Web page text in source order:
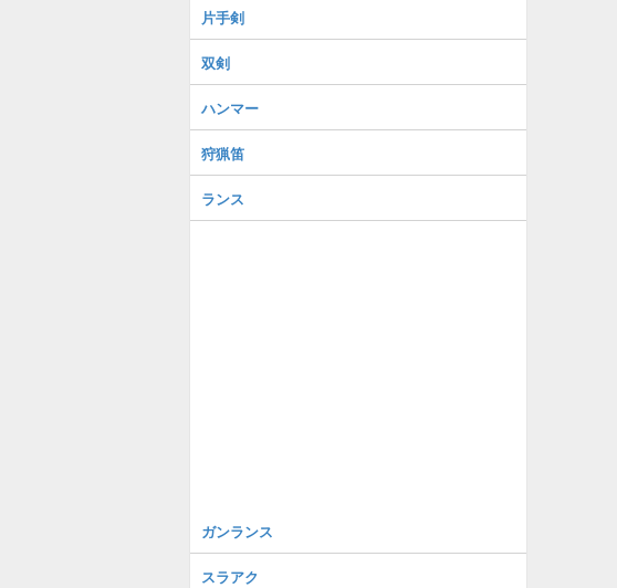
片手剣
双剣
ハンマー
狩猟笛
ランス
ガンランス
スラアク